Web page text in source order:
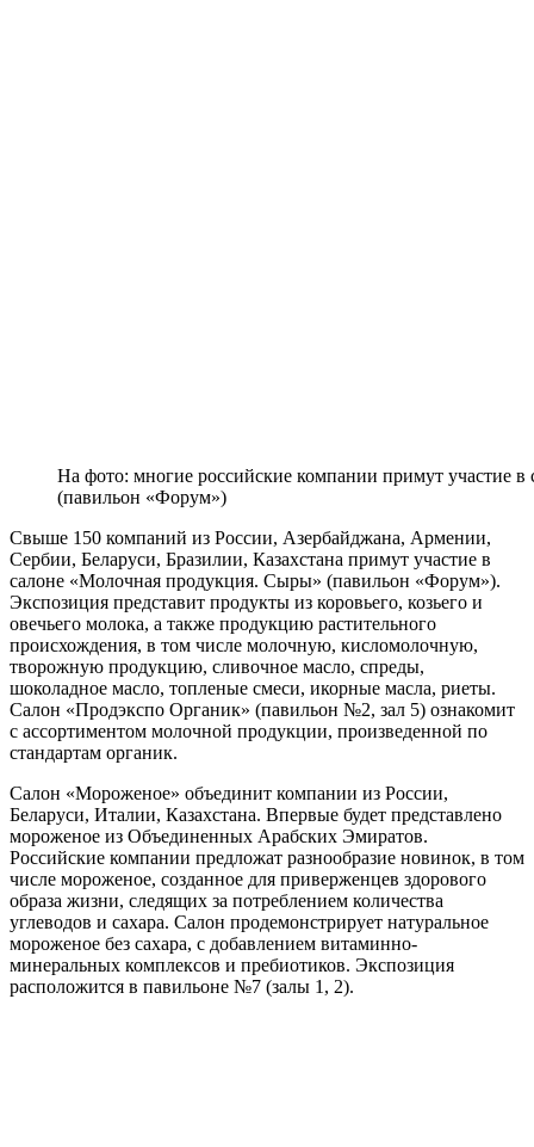
На фото: многие российские компании примут участие
(павильон «Форум»)
Cвыше 150 компаний из России, Азербайджана, Армении,
Сербии, Беларуси, Бразилии, Казахстана примут участие в
салоне «Молочная продукция. Сыры» (павильон «Форум»).
Экспозиция представит продукты из коровьего, козьего и
овечьего молока, а также продукцию растительного
происхождения, в том числе молочную, кисломолочную,
творожную продукцию, сливочное масло, спреды,
шоколадное масло, топленые смеси, икорные масла, риеты.
Салон «Продэкспо Органик» (павильон №2, зал 5) ознакомит
с ассортиментом молочной продукции, произведенной по
стандартам органик.
Салон «Мороженое» объединит компании из России,
Беларуси, Италии, Казахстана. Впервые будет представлено
мороженое из Объединенных Арабских Эмиратов.
Российские компании предложат разнообразие новинок, в том
числе мороженое, созданное для приверженцев здорового
образа жизни, следящих за потреблением количества
углеводов и сахара. Салон продемонстрирует натуральное
мороженое без сахара, с добавлением витаминно-
минеральных комплексов и пребиотиков. Экспозиция
расположится в павильоне №7 (залы 1, 2).